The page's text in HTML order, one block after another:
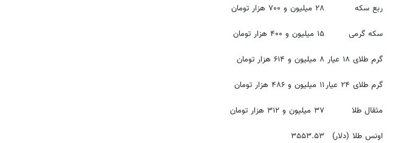
ربع سکه ۲۸ میلیون و ۷۰۰ هزار تومان
سکه گرمی ۱۵ میلیون و ۴۰۰ هزار تومان
گرم طلای ۱۸ عیار ۸ میلیون و ۶۱۴ هزار تومان
گرم طلای ۲۴ عیار ۱۱ میلیون و ۴۸۶ هزار تومان
مثقال طلا ۳۷ میلیون و ۳۱۲ هزار تومان
اونس طلا (دلار) ۳۵۵۳.۵۳